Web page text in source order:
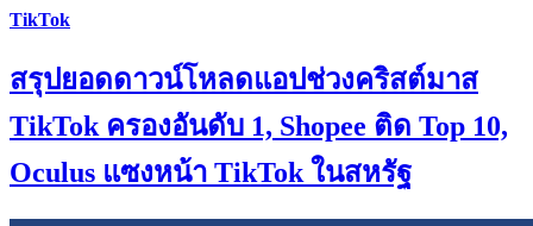
TikTok
สรุปยอดดาวน์โหลดแอปช่วงคริสต์มาส
TikTok ครองอันดับ 1, Shopee ติด Top 10,
Oculus แซงหน้า TikTok ในสหรัฐ